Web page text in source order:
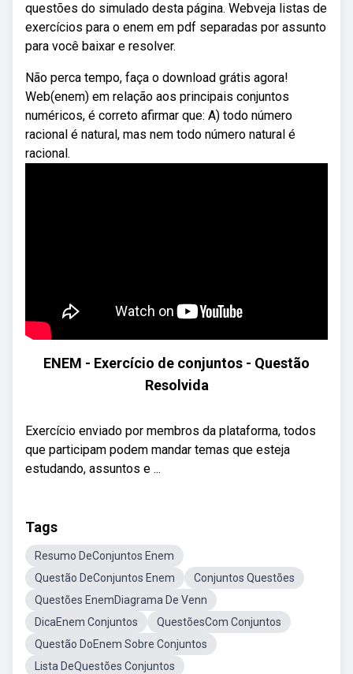
questões do simulado desta página. Webveja listas de
exercícios para o enem em pdf separadas por assunto
para você baixar e resolver.
Não perca tempo, faça o download grátis agora!
Web(enem) em relação aos principais conjuntos
numéricos, é correto afirmar que: A) todo número
racional é natural, mas nem todo número natural é
racional.
ENEM - Exercício de conjuntos - Questão
Resolvida
Exercício enviado por membros da plataforma, todos
que participam podem mandar temas que esteja
estudando, assuntos e ...
Tags
Resumo DeConjuntos Enem
Questão DeConjuntos Enem
Conjuntos Questões
Questões EnemDiagrama De Venn
DicaEnem Conjuntos
QuestõesCom Conjuntos
Questão DoEnem Sobre Conjuntos
Lista DeQuestões Conjuntos